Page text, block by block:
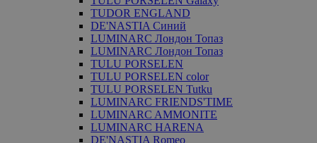
TUDOR ENGLAND
DE'NASTIA Синий
LUMINARC Лондон Топаз
LUMINARC Лондон Топаз
TULU PORSELEN
TULU PORSELEN color
TULU PORSELEN Tutku
LUMINARC FRIENDS'TIME
LUMINARC AMMONITE
LUMINARC HARENA
DE'NASTIA Romeo